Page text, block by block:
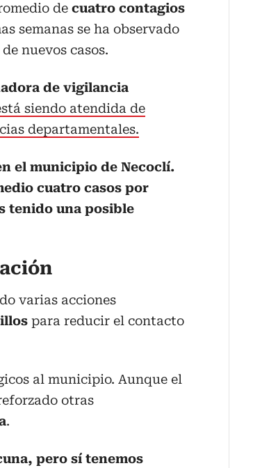
de cuatro contagios
semanas se ha observado
nuevos casos.
de vigilancia
siendo atendida de
departamentales.
el municipio de Necoclí.
cuatro casos por
tenido una posible
varias acciones
para reducir el contacto
al municipio. Aunque el
otras
.
pero sí tenemos